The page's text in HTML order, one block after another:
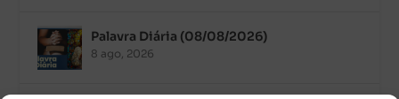
Palavra Diária (08/08/2026)
8 ago, 2026